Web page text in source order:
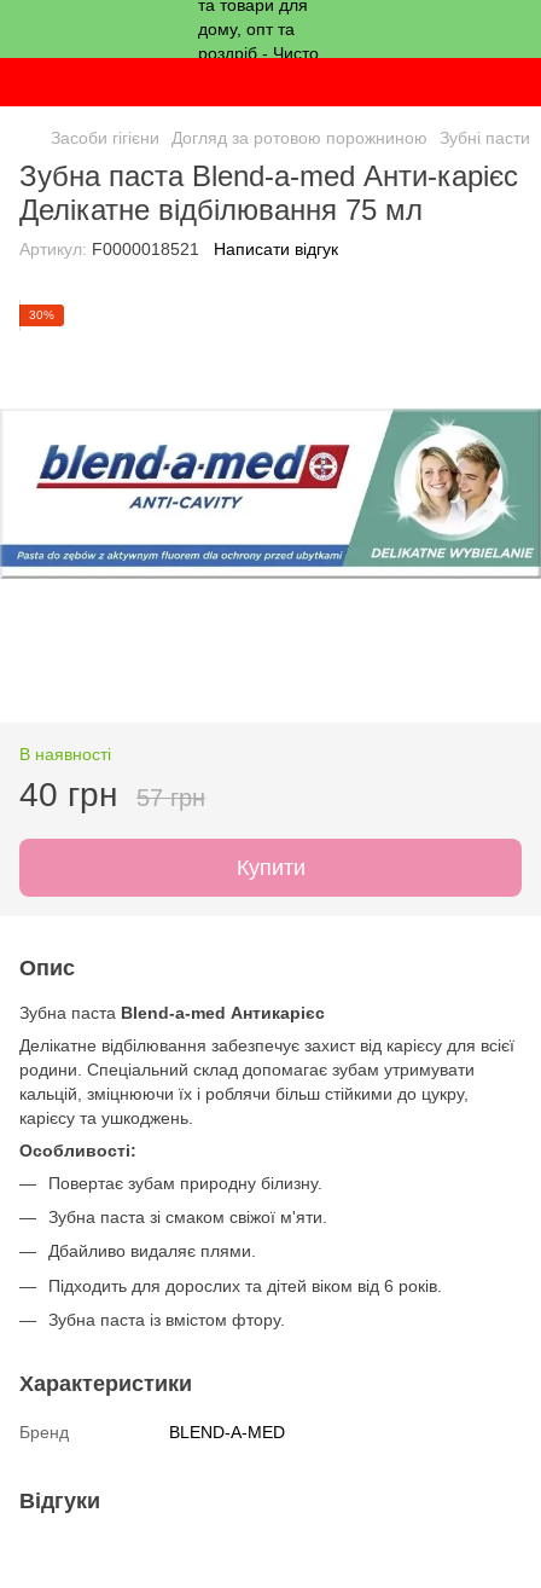
Засоби гігієни Догляд за ротовою порожниною Зубні пасти
Зубна паста Blend-a-med Анти-карієс
Делікатне відбілювання 75 мл
Артикул: F0000018521 Написати відгук
30%
В наявності
40 грн 57 грн
Купити
Опис
Зубна паста Blend-a-med Антикарієс
Делікатне відбілювання забезпечує захист від карієсу для всієї
родини. Спеціальний склад допомагає зубам утримувати
кальцій, зміцнюючи їх і роблячи більш стійкими до цукру,
карієсу та ушкоджень.
Особливості:
Повертає зубам природну білизну.
Зубна паста зі смаком свіжої м'яти.
Дбайливо видаляє плями.
Підходить для дорослих та дітей віком від 6 років.
Зубна паста із вмістом фтору.
Характеристики
Бренд BLEND-A-MED
Відгуки